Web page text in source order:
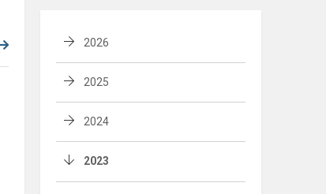
2026
2025
2024
2023